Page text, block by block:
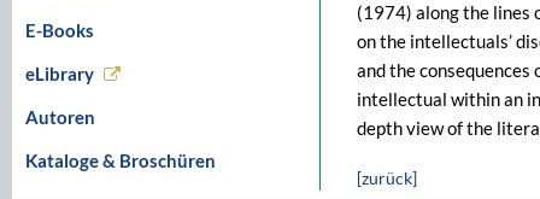
E-Books
eLibrary
Autoren
Kataloge & Broschüren
(1974) along the lines
on the intellectuals’
and the
intellectual within an
depth view of the
[zurück]